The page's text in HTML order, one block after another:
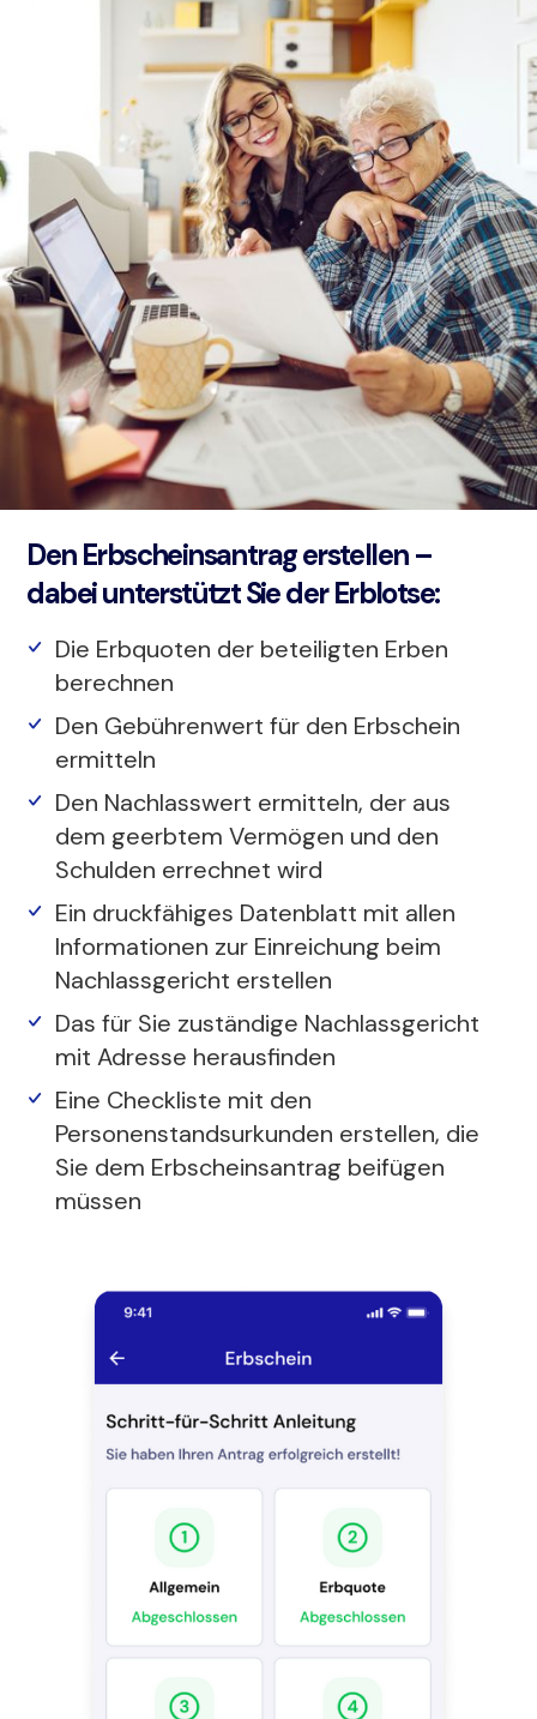
Den Erbscheinsantrag erstellen –
dabei unterstützt Sie der Erblotse:
Die Erbquoten der beteiligten Erben
berechnen
Den Gebührenwert für den Erbschein
ermitteln
Den Nachlasswert ermitteln, der aus
dem geerbtem Vermögen und den
Schulden errechnet wird
Ein druckfähiges Datenblatt mit allen
Informationen zur Einreichung beim
Nachlassgericht erstellen
Das für Sie zuständige Nachlassgericht
mit Adresse herausfinden
Eine Checkliste mit den
Personenstandsurkunden erstellen, die
Sie dem Erbscheinsantrag beifügen
müssen